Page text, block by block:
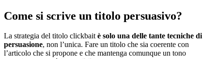
Come si scrive un titolo persuasivo?
La strategia del titolo clickbaitè solo una delle tante tecniche di
persuasione, non l’unica. Fare un titolo che sia coerente con
l’articolo che si propone e che mantenga comunque un tono